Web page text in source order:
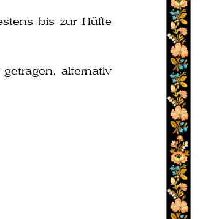
bis zur Hüfte
alter­na­tiv